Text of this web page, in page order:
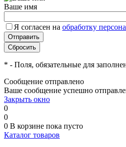
Ваше имя
Я согласен на обработку
* - Поля, обязательные для
Сообщение отправлено
Ваше сообщение успешно
Закрыть окно
0
0
0 В корзине пока пусто
Каталог товаров